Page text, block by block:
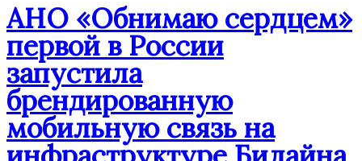
АНО «Обнимаю сердцем»
первой в России
запустила
брендированную
мобильную связь на